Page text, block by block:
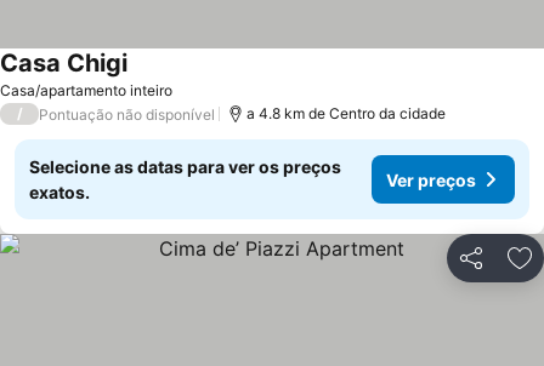
Casa/apartamento inteiro
Casa Chigi
/ Pontuação não disponível a 4.8 km de Centro da cidade
Selecione as datas para ver os preços
exatos.
Ver preços
Partilhar